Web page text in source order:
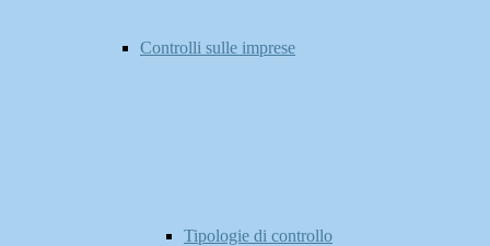
Controlli sulle imprese
Tipologie di controllo